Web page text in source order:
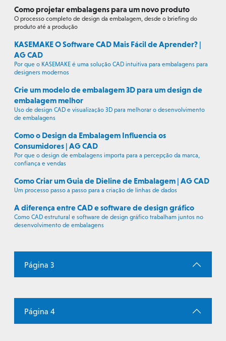
Como projetar embalagens para um novo produto
O processo completo de design da embalagem, desde o briefing do
produto até a produção
KASEMAKE O Software CAD Mais Fácil de Aprender? |
AG CAD
Por que o KASEMAKE é uma solução CAD intuitiva para embalagens para
designers modernos
Crie um modelo de embalagem 3D para um design de
embalagem melhor
Uso de design CAD e visualização 3D para melhorar o desenvolvimento
de embalagens
Como o Design da Embalagem Influencia os
Consumidores | AG CAD
Por que o design de embalagens importa para a percepção da marca,
confiança e vendas
Como Criar um Guia de Dieline de Embalagem | AG CAD
Um processo passo a passo para a criação de linhas de dados
A diferença entre CAD e software de design gráfico
Como CAD estrutural e software de design gráfico trabalham juntos no
desenvolvimento de embalagens
Página 3
Página 4